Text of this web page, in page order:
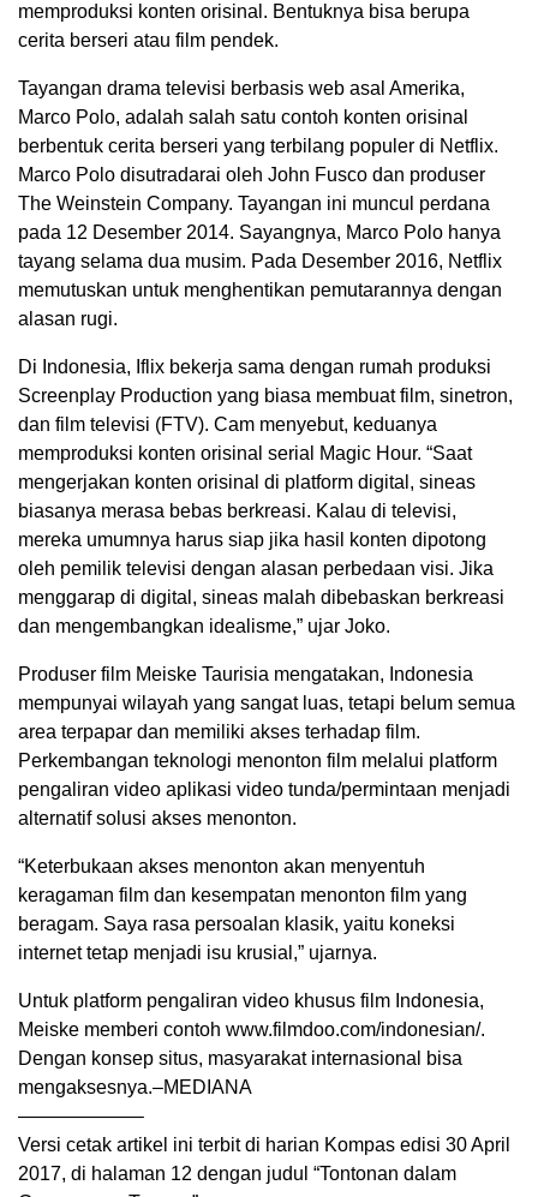
memproduksi konten orisinal. Bentuknya bisa berupa
cerita berseri atau film pendek.
Tayangan drama televisi berbasis web asal Amerika,
Marco Polo, adalah salah satu contoh konten orisinal
berbentuk cerita berseri yang terbilang populer di Netflix.
Marco Polo disutradarai oleh John Fusco dan produser
The Weinstein Company. Tayangan ini muncul perdana
pada 12 Desember 2014. Sayangnya, Marco Polo hanya
tayang selama dua musim. Pada Desember 2016, Netflix
memutuskan untuk menghentikan pemutarannya dengan
alasan rugi.
Di Indonesia, Iflix bekerja sama dengan rumah produksi
Screenplay Production yang biasa membuat film, sinetron,
dan film televisi (FTV). Cam menyebut, keduanya
memproduksi konten orisinal serial Magic Hour. “Saat
mengerjakan konten orisinal di platform digital, sineas
biasanya merasa bebas berkreasi. Kalau di televisi,
mereka umumnya harus siap jika hasil konten dipotong
oleh pemilik televisi dengan alasan perbedaan visi. Jika
menggarap di digital, sineas malah dibebaskan berkreasi
dan mengembangkan idealisme,” ujar Joko.
Produser film Meiske Taurisia mengatakan, Indonesia
mempunyai wilayah yang sangat luas, tetapi belum semua
area terpapar dan memiliki akses terhadap film.
Perkembangan teknologi menonton film melalui platform
pengaliran video aplikasi video tunda/permintaan menjadi
alternatif solusi akses menonton.
“Keterbukaan akses menonton akan menyentuh
keragaman film dan kesempatan menonton film yang
beragam. Saya rasa persoalan klasik, yaitu koneksi
internet tetap menjadi isu krusial,” ujarnya.
Untuk platform pengaliran video khusus film Indonesia,
Meiske memberi contoh www.filmdoo.com/indonesian/.
Dengan konsep situs, masyarakat internasional bisa
mengaksesnya.–MEDIANA
——————–
Versi cetak artikel ini terbit di harian Kompas edisi 30 April
2017, di halaman 12 dengan judul “Tontonan dalam